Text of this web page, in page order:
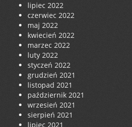
lipiec 2022
czerwiec 2022
maj 2022
kwiecień 2022
marzec 2022
luty 2022
styczeń 2022
grudzień 2021
listopad 2021
październik 2021
wrzesień 2021
sierpień 2021
lipiec 2021